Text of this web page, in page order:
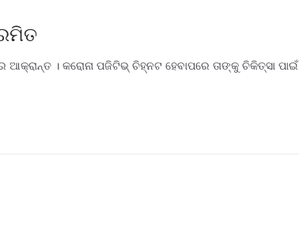
। କରୋନା ପଜିଟିଭ୍ ଚିହ୍ନଟ ହେବାପରେ ତାଙ୍କୁ ଚିକିତ୍ସା ପାଇଁ